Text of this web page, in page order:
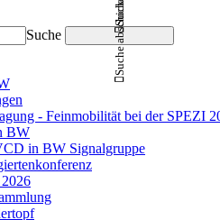
Suche
Suche abschicken
- Feinmobilität bei der SPEZI
BW
in BW Signalgruppe